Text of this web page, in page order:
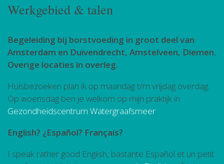
Werkgebied & talen
Begeleiding bij borstvoeding in groot deel van
Amsterdam en Duivendrecht, Amstelveen, Diemen.
Overige locaties in overleg.
Huisbezoeken plan ik op maandag t/m vrijdag overdag.
Op woensdag ben je welkom op mijn praktijk in
Gezondheidscentrum Watergraafsmeer
English? ¿Español? Français?
I speak rather good English, bastante Español et un petit